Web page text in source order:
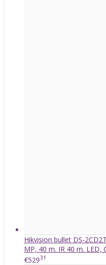
Hikvision bullet DS-
MP, 40 m. IR 40 m. LED,
€52931